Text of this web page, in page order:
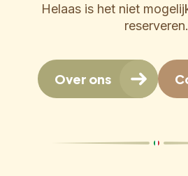
Helaas is het niet
reserveren.
Over ons